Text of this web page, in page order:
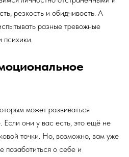
резкость и обидчивость. А
разные тревожные
психики.
может развиваться
Если они у вас есть, это ещё не
точки. Но, возможно, вам уже
позаботиться о себе и